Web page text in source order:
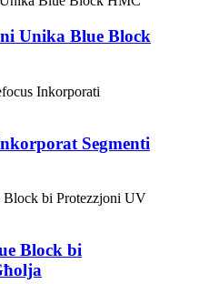
Unika Blue Block
Segmenti
Block bi